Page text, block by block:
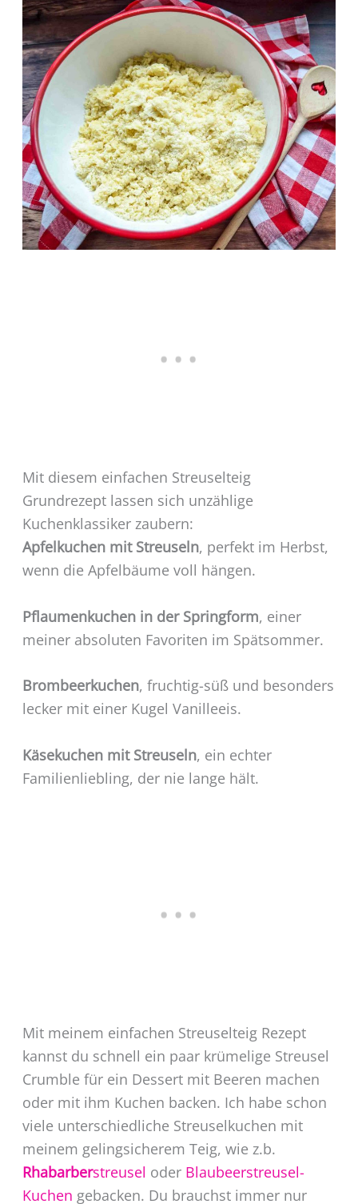
Mit diesem einfachen Streuselteig
Grundrezept lassen sich unzählige
Kuchenklassiker zaubern:
Apfelkuchen mit Streuseln, perfekt im Herbst,
wenn die Apfelbäume voll hängen.
Pflaumenkuchen in der Springform, einer
meiner absoluten Favoriten im Spätsommer.
Brombeerkuchen, fruchtig-süß und besonders
lecker mit einer Kugel Vanilleeis.
Käsekuchen mit Streuseln, ein echter
Familienliebling, der nie lange hält.
Mit meinem einfachen Streuselteig Rezept
kannst du schnell ein paar krümelige Streusel
Crumble für ein Dessert mit Beeren machen
oder mit ihm Kuchen backen. Ich habe schon
viele unterschiedliche Streuselkuchen mit
meinem gelingsicherem Teig, wie z.b.
Rhabarberstreusel oder Blaubeerstreusel-
Kuchen gebacken. Du brauchst immer nur